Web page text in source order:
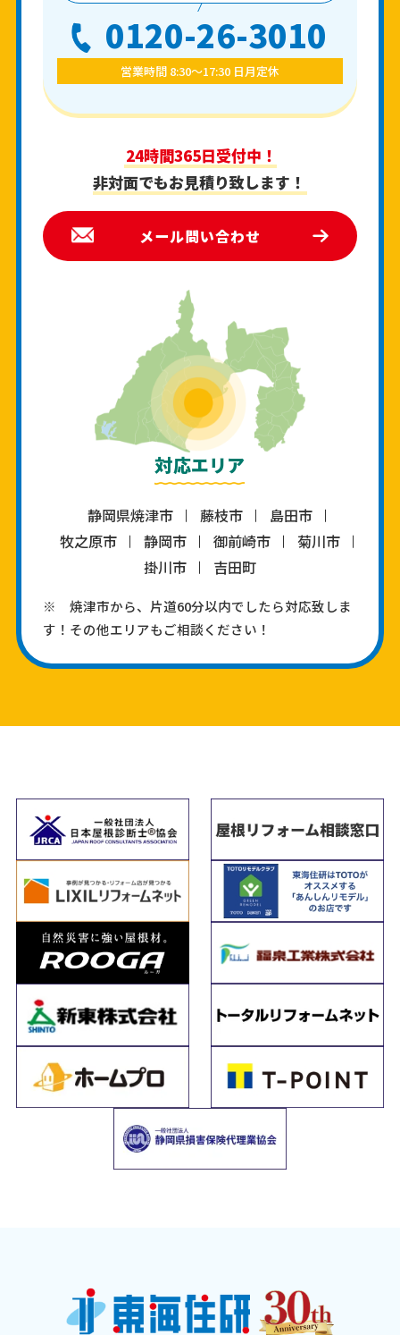
0120-26-3010
営業時間 8:30〜17:30 日月定休
24時間365日受付中！
非対面でもお見積り致します！
メール問い合わせ
対応エリア
静岡県焼津市 藤枝市
島田市
牧之原市
静岡市 御前崎市
菊川市
掛川市
吉田町
※ 焼津市から、片道60分以内でしたら対応致しま
す！その他エリアもご相談ください！